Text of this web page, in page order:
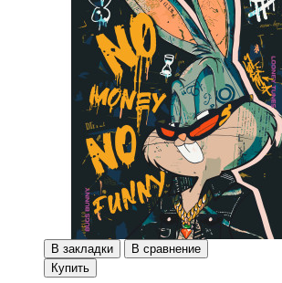
В закладки
В сравнение
Купить